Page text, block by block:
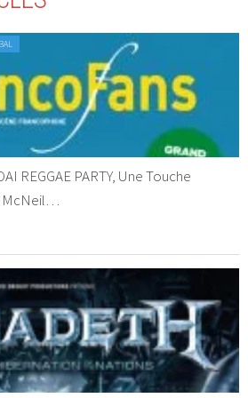
REGGAE PARTY, Une Touche
McNeil…